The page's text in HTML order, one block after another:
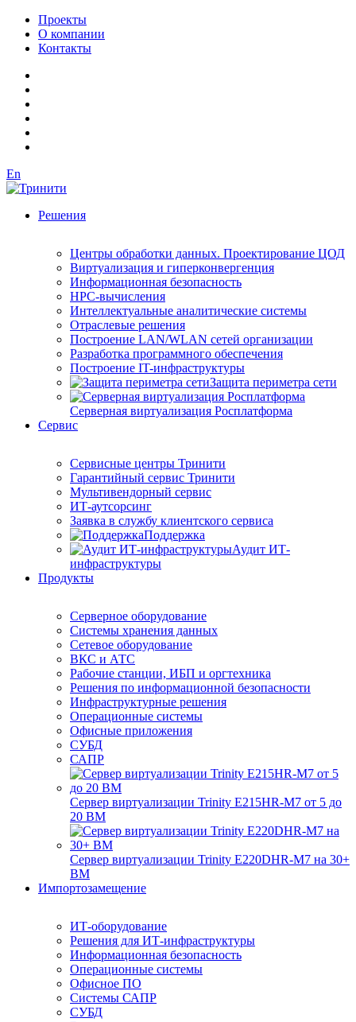
Проекты
О компании
Контакты
En
Решения
Центры обработки данных. Проектирование ЦОД
Виртуализация и гиперконвергенция
Информационная безопасность
HPC-вычисления
Интеллектуальные аналитические системы
Отраслевые решения
Построение LAN/WLAN сетей организации
Разработка программного обеспечения
Построение IT-инфраструктуры
Защита периметра сети
Серверная виртуализация Росплатформа
Сервис
Сервисные центры Тринити
Гарантийный сервис Тринити
Мультивендорный сервис
ИТ-аутсорсинг
Заявка в службу клиентского сервиса
Поддержка
Аудит ИТ-
инфраструктуры
Продукты
Серверное оборудование
Системы хранения данных
Сетевое оборудование
ВКС и АТС
Рабочие станции, ИБП и оргтехника
Решения по информационной безопасности
Инфраструктурные решения
Операционные системы
Офисные приложения
СУБД
САПР
Сервер виртуализации Trinity E215HR-M7 от 5 до
20 ВМ
Сервер виртуализации Trinity E220DHR-M7 на 30+
ВМ
Импортозамещение
ИТ-оборудование
Решения для ИТ-инфраструктуры
Информационная безопасность
Операционные системы
Офисное ПО
Системы САПР
СУБД